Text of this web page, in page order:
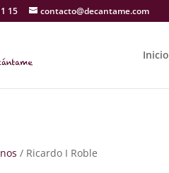
15 contacto@decantame.com
Inicio
/ Ricardo I Roble